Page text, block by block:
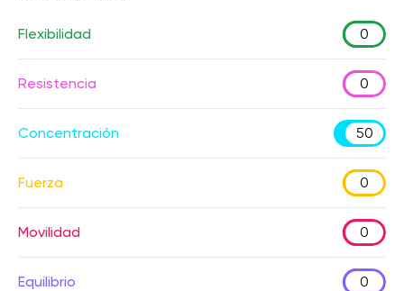
Flexibilidad 0
Resistencia 0
Concentración 50
Fuerza 0
Movilidad 0
Equilibrio 0